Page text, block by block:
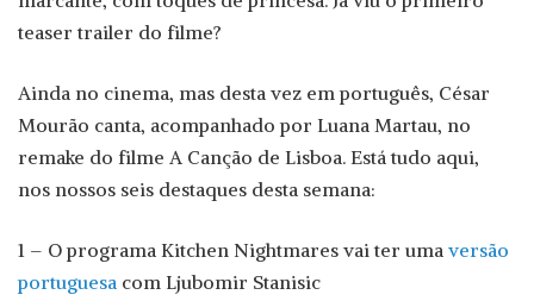
teaser trailer do filme?
Ainda no cinema, mas desta vez em português, César
Mourão canta, acompanhado por Luana Martau, no
remake do filme A Canção de Lisboa. Está tudo aqui,
nos nossos seis destaques desta semana:
1 – O programa Kitchen Nightmares vai ter uma versão
portuguesa com Ljubomir Stanisic